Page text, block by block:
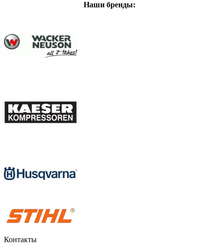
Наши бренды:
Контакты